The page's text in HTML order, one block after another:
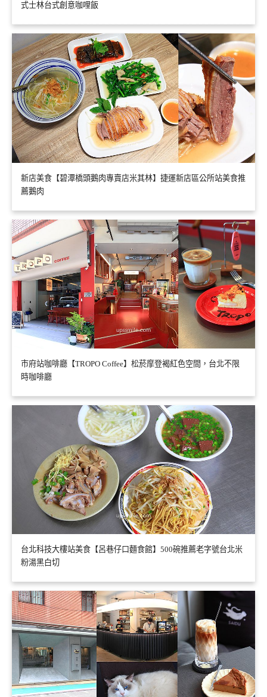
式士林台式創意咖哩飯
新店美食【碧潭橋頭鵝肉專賣店米其林】捷運新店區公所站美食推
薦鵝肉
市府站咖啡廳【TROPO Coffee】松菸摩登褐紅色空間，台北不限
時咖啡廳
台北科技大樓站美食【呂巷仔口麵食館】500碗推薦老字號台北米
粉湯黑白切